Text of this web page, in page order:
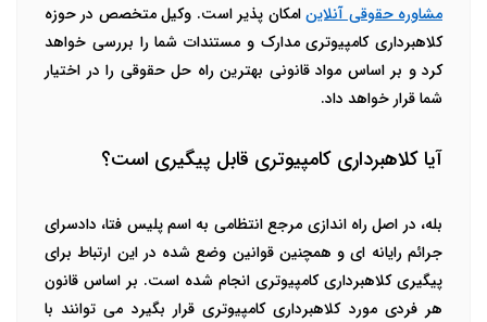
مشاوره حقوقی آنلاینامکان پذیر است. وکیل متخصص در حوزه
کلاهبرداری کامپیوتری مدارک و مستندات شما را بررسی خواهد
کرد و بر اساس مواد قانونی بهترین راه حل حقوقی را در اختیار
شما قرار خواهد داد.
آیا کلاهبرداری کامپیوتری قابل پیگیری است؟
بله، در اصل راه اندازی مرجع انتظامی به اسم پلیس فتا، دادسرای
جرائم رایانه ای و همچنین قوانین وضع شده در این ارتباط برای
پیگیری کلاهبرداری کامپیوتری انجام شده است. بر اساس قانون
هر فردی مورد کلاهبرداری کامپیوتری قرار بگیرد می توانند با